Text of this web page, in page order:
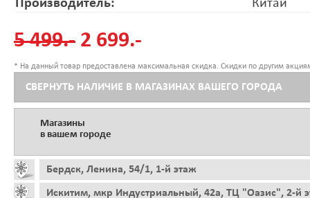
Производитель:
Китай
5 499.- 2 699.-
* На данный товар предоставлена максимальная скидка. Скидки по другим
СВЕРНУТЬ НАЛИЧИЕ В МАГАЗИНАХ ВАШЕГО ГОРОДА
Магазины
в вашем городе
Бердск, Ленина, 54/1, 1-й этаж
Искитим, мкр Индустриальный, 42а, ТЦ "Оазис", 2-й